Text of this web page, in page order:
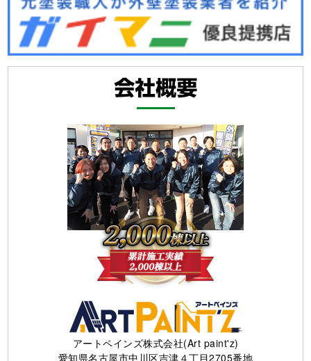
アートペインズ株式会社(Art paint'z)
愛知県名古屋市中川区吉津４丁目2705番地